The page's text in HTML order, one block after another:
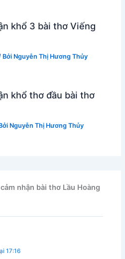
khổ 3 bài thơ Viếng
Bởi Nguyễn Thị Hương Thủy
khổ thơ đầu bài thơ
Nguyễn Thị Hương Thủy
nhận bài thơ Lầu Hoàng
17:16